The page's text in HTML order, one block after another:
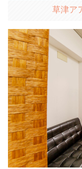
草津ア